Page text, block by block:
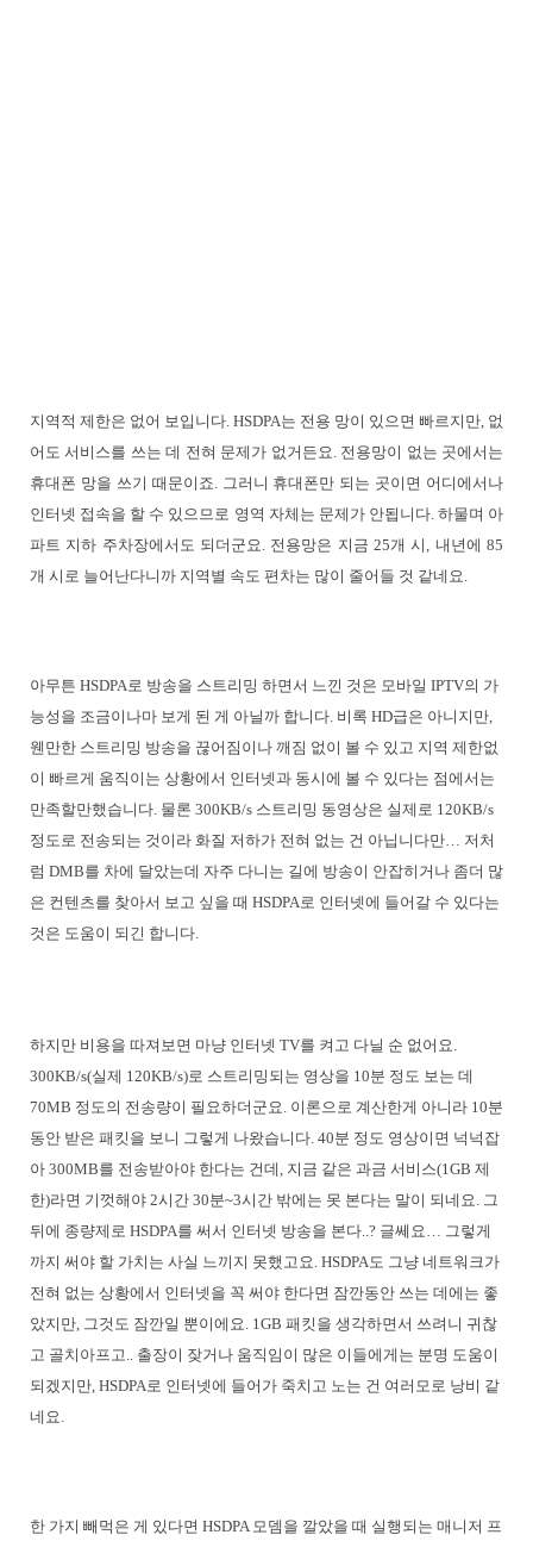
지역적 제한은 없어 보입니다. HSDPA는 전용 망이 있으면 빠르지만, 없
어도 서비스를 쓰는 데 전혀 문제가 없거든요. 전용망이 없는 곳에서는
휴대폰 망을 쓰기 때문이죠. 그러니 휴대폰만 되는 곳이면 어디에서나
인터넷 접속을 할 수 있으므로 영역 자체는 문제가 안됩니다. 하물며 아
파트 지하 주차장에서도 되더군요. 전용망은 지금 25개 시, 내년에 85
개 시로 늘어난다니까 지역별 속도 편차는 많이 줄어들 것 같네요.
아무튼 HSDPA로 방송을 스트리밍 하면서 느낀 것은 모바일 IPTV의 가
능성을 조금이나마 보게 된 게 아닐까 합니다. 비록 HD급은 아니지만,
웬만한 스트리밍 방송을 끊어짐이나 깨짐 없이 볼 수 있고 지역 제한없
이 빠르게 움직이는 상황에서 인터넷과 동시에 볼 수 있다는 점에서는
만족할만했습니다. 물론 300KB/s 스트리밍 동영상은 실제로 120KB/s
정도로 전송되는 것이라 화질 저하가 전혀 없는 건 아닙니다만… 저처
럼 DMB를 차에 달았는데 자주 다니는 길에 방송이 안잡히거나 좀더 많
은 컨텐츠를 찾아서 보고 싶을 때 HSDPA로 인터넷에 들어갈 수 있다는
것은 도움이 되긴 합니다.
하지만 비용을 따져보면 마냥 인터넷 TV를 켜고 다닐 순 없어요.
300KB/s(실제 120KB/s)로 스트리밍되는 영상을 10분 정도 보는 데
70MB 정도의 전송량이 필요하더군요. 이론으로 계산한게 아니라 10분
동안 받은 패킷을 보니 그렇게 나왔습니다. 40분 정도 영상이면 넉넉잡
아 300MB를 전송받아야 한다는 건데, 지금 같은 과금 서비스(1GB 제
한)라면 기껏해야 2시간 30분~3시간 밖에는 못 본다는 말이 되네요. 그
뒤에 종량제로 HSDPA를 써서 인터넷 방송을 본다..? 글쎄요… 그렇게
까지 써야 할 가치는 사실 느끼지 못했고요. HSDPA도 그냥 네트워크가
전혀 없는 상황에서 인터넷을 꼭 써야 한다면 잠깐동안 쓰는 데에는 좋
았지만, 그것도 잠깐일 뿐이에요. 1GB 패킷을 생각하면서 쓰려니 귀찮
고 골치아프고.. 출장이 잦거나 움직임이 많은 이들에게는 분명 도움이
되겠지만, HSDPA로 인터넷에 들어가 죽치고 노는 건 여러모로 낭비 같
네요.
한 가지 빼먹은 게 있다면 HSDPA 모뎀을 깔았을 때 실행되는 매니저 프